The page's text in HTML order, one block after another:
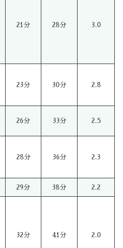
21分 28分 3.0
23分 30分 2.8
26分 33分 2.5
28分 36分 2.3
29分 38分 2.2
32分 41分 2.0